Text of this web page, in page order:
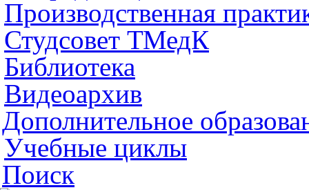
Производственная
Студсовет ТМедК
Библиотека
Видеоархив
Дополнительное
Учебные циклы
Поиск